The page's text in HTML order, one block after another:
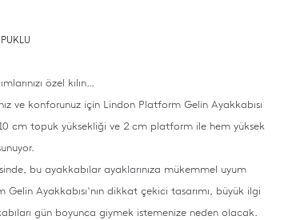
özel kılın…
ve konforunuz için Lindon Platform Gelin Ayakkabısı
cm topuk yüksekliği ve 2 cm platform ile hem yüksek
bu ayakkabılar ayaklarınıza mükemmel uyum
Gelin Ayakkabısı'nın dikkat çekici tasarımı, büyük ilgi
gün boyunca giymek istemenize neden olacak.